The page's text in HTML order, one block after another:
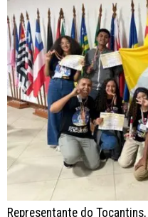
Representante do